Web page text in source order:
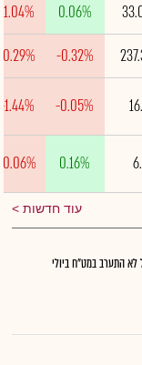
0.06%
-1.04%
-0.32%
-0.05%
-1.44%
0.16%
עוד חדשות
התערב במט"ח ביולי